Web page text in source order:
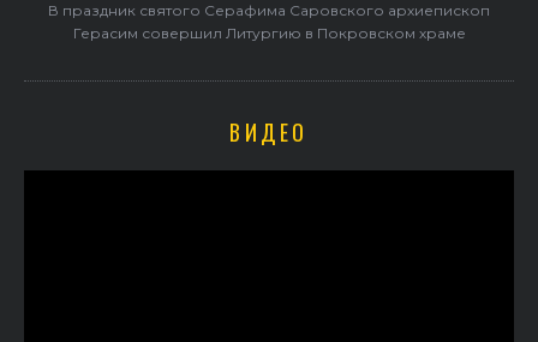
В праздник святого Серафима Саровского архиепископ
Герасим совершил Литургию в Покровском храме
ВИДЕО